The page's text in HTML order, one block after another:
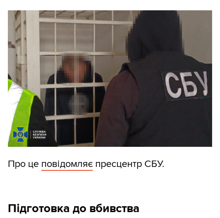
Про це повідомляє пресцентр СБУ.
Підготовка до вбивства